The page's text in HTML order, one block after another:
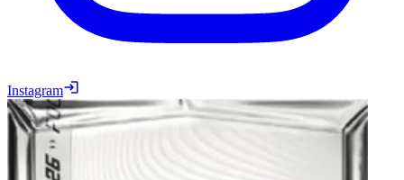
Instagram